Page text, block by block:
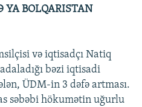
YA BOLQARISTAN
və iqtisadçı Natiq
bəzi iqtisadi
ÜDM-in 3 dəfə artması.
səbəbi hökumətin uğurlu